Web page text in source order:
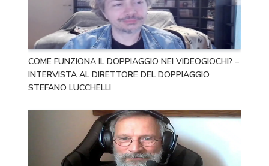
COME FUNZIONA IL DOPPIAGGIO NEI VIDEOGIOCHI? –
INTERVISTA AL DIRETTORE DEL DOPPIAGGIO
STEFANO LUCCHELLI